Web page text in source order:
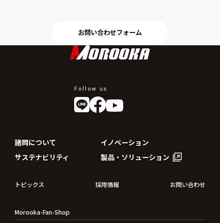
お問い合わせフォーム
Follow us
諸岡について
イノベーション
サステナビリティ
製品・ソリューション
トピックス 採用情報 お問い合わせ
Morooka-Fan-Shop